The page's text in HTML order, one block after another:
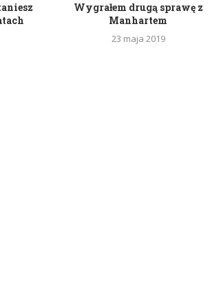
Wygrałem drugą sprawę z
Manhartem
23 maja 2019